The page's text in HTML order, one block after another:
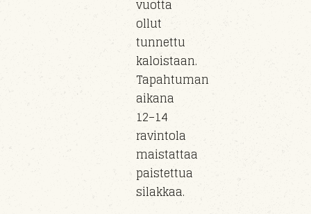
vuotta
ollut
tunnettu
kaloistaan.
Tapahtuman
aikana
12–14
ravintola
maistattaa
paistettua
silakkaa.